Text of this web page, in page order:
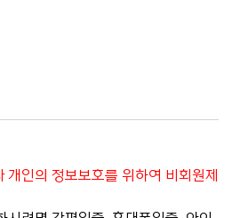
개인의 정보보호를 위하여 비회원제